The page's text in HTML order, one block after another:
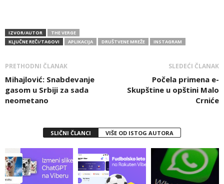
IZVOR/AUTOR
THE VERGE
KLJUČNE REČI/TAGOVI
APLIKACIJA DRUŠTVENE MREŽE INSTAGRAM
PRETHODNI ČLANAK
Mihajlović: Snabdevanje
gasom u Srbiji za sada
neometano
SLEDEĆI ČLANAK
Počela primena e-
Skupštine u opštini Malo
Crniće
SLIČNI ČLANCI VIŠE OD ISTOG AUTORA